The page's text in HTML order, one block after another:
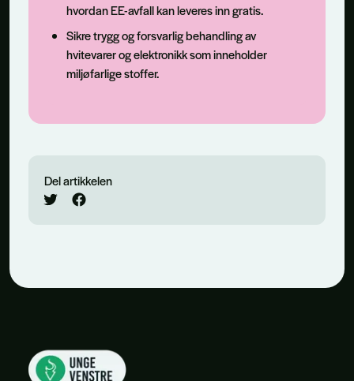
hvordan EE-avfall kan leveres inn gratis.
Sikre trygg og forsvarlig behandling av
hvitevarer og elektronikk som inneholder
miljøfarlige stoffer.
Del artikkelen